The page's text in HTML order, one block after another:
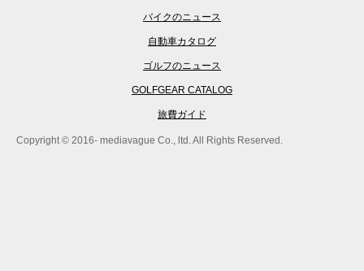
バイクのニュース
自動車カタログ
ゴルフのニュース
GOLFGEAR CATALOG
旅費ガイド
Copyright © 2016- mediavague Co., ltd. All Rights Reserved.